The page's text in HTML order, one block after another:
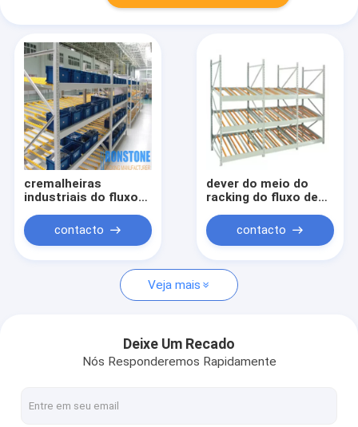
cremalheiras
industriais do fluxo
do armazenamento
do armazém
contacto
dever do meio do
racking do fluxo de
tormento do
armazém
contacto
Veja mais
Deixe Um Recado
Nós Responderemos Rapidamente